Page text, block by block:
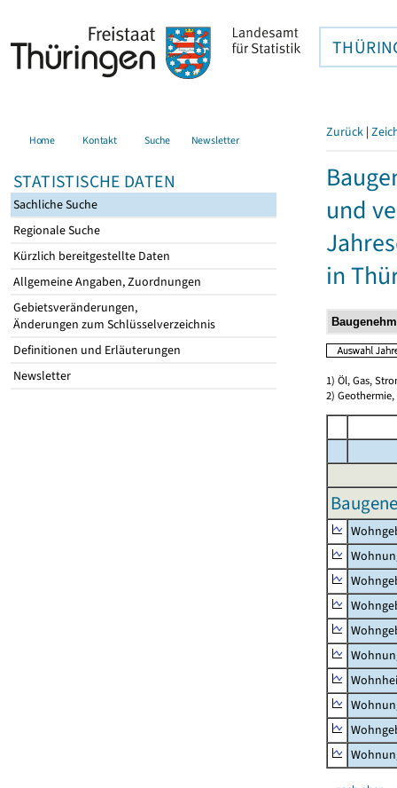
Home Kontakt Suche Newsletter
STATISTISCHE DATEN
Sachliche Suche
Regionale Suche
Kürzlich bereitgestellte Daten
Allgemeine Angaben, Zuordnungen
Gebietsveränderungen,
Änderungen zum Schlüsselverzeichnis
Definitionen und Erläuterungen
Newsletter
Zurück |
und
in
1) Öl, Gas,
2)